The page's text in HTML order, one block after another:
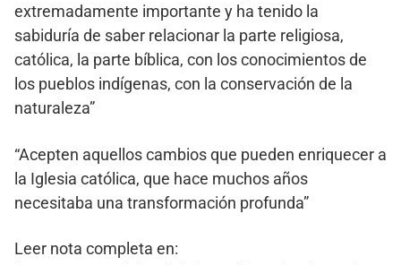
extremadamente importante y ha tenido la
sabiduría de saber relacionar la parte religiosa,
católica, la parte bíblica, con los conocimientos de
los pueblos indígenas, con la conservación de la
naturaleza”
“Acepten aquellos cambios que pueden enriquecer a
la Iglesia católica, que hace muchos años
necesitaba una transformación profunda”
Leer nota completa en: